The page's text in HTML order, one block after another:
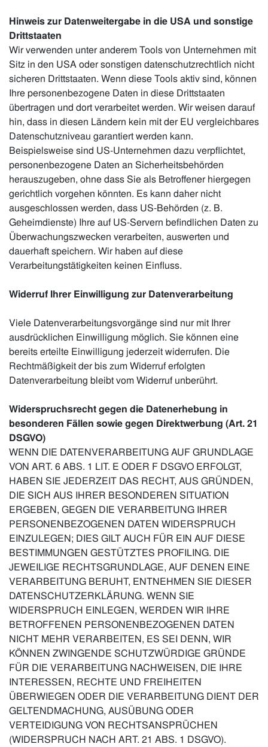
Hinweis zur Datenweitergabe in die USA und sonstige
Drittstaaten
Wir verwenden unter anderem Tools von Unternehmen mit
Sitz in den USA oder sonstigen datenschutzrechtlich nicht
sicheren Drittstaaten. Wenn diese Tools aktiv sind, können
Ihre personenbezogene Daten in diese Drittstaaten
übertragen und dort verarbeitet werden. Wir weisen darauf
hin, dass in diesen Ländern kein mit der EU vergleichbares
Datenschutzniveau garantiert werden kann.
Beispielsweise sind US-Unternehmen dazu verpflichtet,
personenbezogene Daten an Sicherheitsbehörden
herauszugeben, ohne dass Sie als Betroffener hiergegen
gerichtlich vorgehen könnten. Es kann daher nicht
ausgeschlossen werden, dass US-Behörden (z. B.
Geheimdienste) Ihre auf US-Servern befindlichen Daten zu
Überwachungszwecken verarbeiten, auswerten und
dauerhaft speichern. Wir haben auf diese
Verarbeitungstätigkeiten keinen Einfluss.
Widerruf Ihrer Einwilligung zur Datenverarbeitung
Viele Datenverarbeitungsvorgänge sind nur mit Ihrer
ausdrücklichen Einwilligung möglich. Sie können eine
bereits erteilte Einwilligung jederzeit widerrufen. Die
Rechtmäßigkeit der bis zum Widerruf erfolgten
Datenverarbeitung bleibt vom Widerruf unberührt.
Widerspruchsrecht gegen die Datenerhebung in
besonderen Fällen sowie gegen Direktwerbung (Art. 21
DSGVO)
WENN DIE DATENVERARBEITUNG AUF GRUNDLAGE
VON ART. 6 ABS. 1 LIT. E ODER F DSGVO ERFOLGT,
HABEN SIE JEDERZEIT DAS RECHT, AUS GRÜNDEN,
DIE SICH AUS IHRER BESONDEREN SITUATION
ERGEBEN, GEGEN DIE VERARBEITUNG IHRER
PERSONENBEZOGENEN DATEN WIDERSPRUCH
EINZULEGEN; DIES GILT AUCH FÜR EIN AUF DIESE
BESTIMMUNGEN GESTÜTZTES PROFILING. DIE
JEWEILIGE RECHTSGRUNDLAGE, AUF DENEN EINE
VERARBEITUNG BERUHT, ENTNEHMEN SIE DIESER
DATENSCHUTZERKLÄRUNG. WENN SIE
WIDERSPRUCH EINLEGEN, WERDEN WIR IHRE
BETROFFENEN PERSONENBEZOGENEN DATEN
NICHT MEHR VERARBEITEN, ES SEI DENN, WIR
KÖNNEN ZWINGENDE SCHUTZWÜRDIGE GRÜNDE
FÜR DIE VERARBEITUNG NACHWEISEN, DIE IHRE
INTERESSEN, RECHTE UND FREIHEITEN
ÜBERWIEGEN ODER DIE VERARBEITUNG DIENT DER
GELTENDMACHUNG, AUSÜBUNG ODER
VERTEIDIGUNG VON RECHTSANSPRÜCHEN
(WIDERSPRUCH NACH ART. 21 ABS. 1 DSGVO).